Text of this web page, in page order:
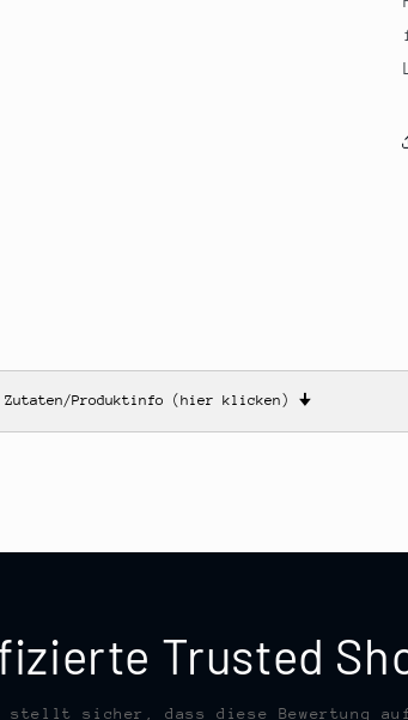
Zutaten/Produktinfo (hier klicken) 🠋
Trusted
stellt sicher, dass diese Bewertung